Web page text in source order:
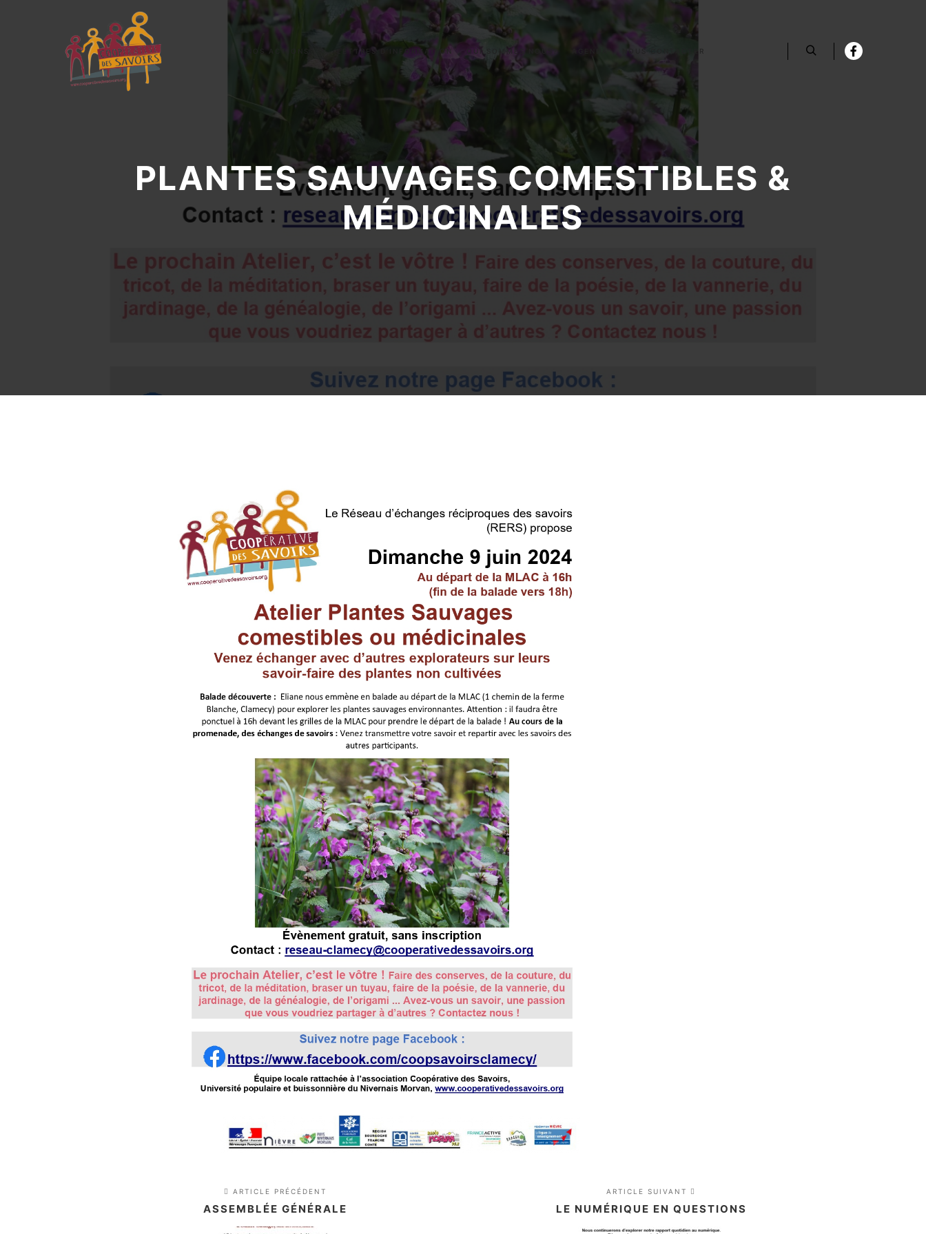
NOS ACTIONS LETTRES D’INFORMATION QUI SOMMES NOUS? NOUS CONTACTER
PLANTES SAUVAGES COMESTIBLES &
MÉDICINALES
ARTICLE PRÉCÉDENT
ASSEMBLÉE GÉNÉRALE
ARTICLE SUIVANT
LE NUMÉRIQUE EN QUESTIONS